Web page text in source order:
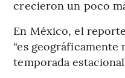
crecieron un poco
En México, el
“es
temporada